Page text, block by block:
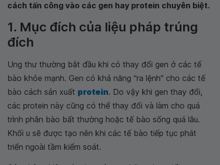
cách tấn công vào các gen hay protein chuyên biệt.
1. Mục đích của liệu pháp trúng
đích
Ung thư thường bắt đầu khi có thay đổi gen ở các tế
bào khỏe mạnh. Gen có khả năng “ra lệnh" cho các tế
bào cách sản xuất protein. Do vậy khi gen thay đổi,
các protein này cũng có thể thay đổi và làm cho quá
trình phân bào bất thường hoặc tế bào sống quá lâu.
Khối u sẽ được tạo nên khi các tế bào tiếp tục phát
triển ngoài tầm kiểm soát.